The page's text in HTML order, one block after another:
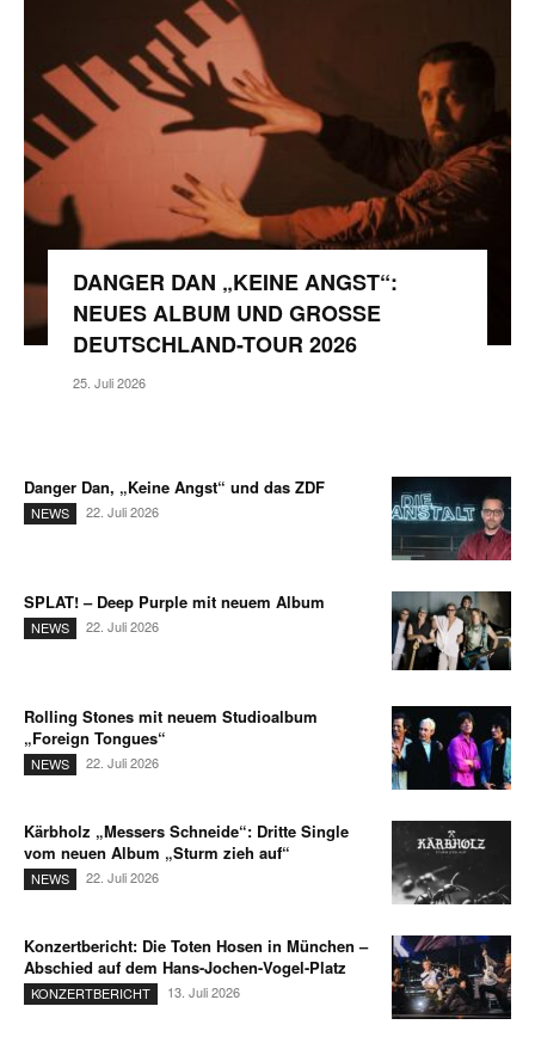
DANGER DAN „KEINE ANGST“:
NEUES ALBUM UND GROSSE D
EUTSCHLAND-TOUR 2026
25. Juli 2026
Danger Dan, „Keine Angst“ und das ZDF
NEWS 22. Juli 2026
SPLAT! – Deep Purple mit neuem Album
NEWS 22. Juli 2026
Rolling Stones mit neuem Studioalbum
„Foreign Tongues“
NEWS 22. Juli 2026
Kärbholz „Messers Schneide“: Dritte Single
vom neuen Album „Sturm zieh auf“
NEWS 22. Juli 2026
Konzertbericht: Die Toten Hosen in München –
Abschied auf dem Hans-Jochen-Vogel-Platz
KONZERTBERICHT 13. Juli 2026